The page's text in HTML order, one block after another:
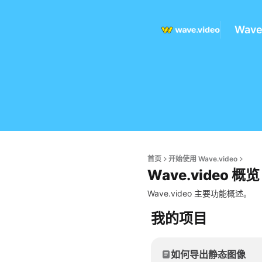
首页 开始使用 Wave.video
Wave.video 概览
Wave.video 主要功能概述。
我的项目
如何导出静态图像